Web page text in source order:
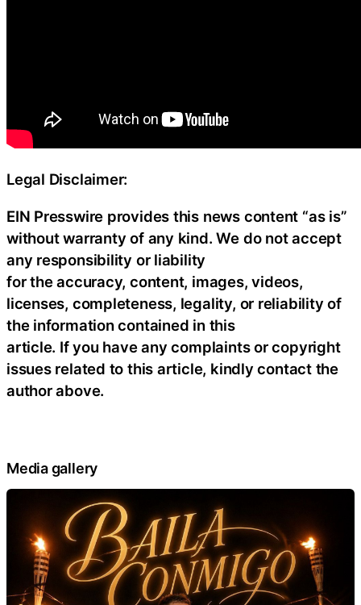
Legal Disclaimer:
EIN Presswire provides this news content “as is”
without warranty of any kind. We do not accept
any responsibility or liability
for the accuracy, content, images, videos,
licenses, completeness, legality, or reliability of
the information contained in this
article. If you have any complaints or copyright
issues related to this article, kindly contact the
author above.
Media gallery